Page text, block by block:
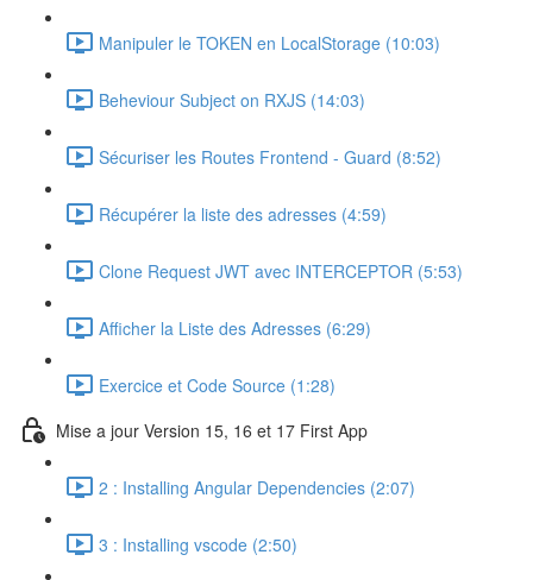
Manipuler le TOKEN en LocalStorage (10:03)
Beheviour Subject on RXJS (14:03)
Sécuriser les Routes Frontend - Guard (8:52)
Récupérer la liste des adresses (4:59)
Clone Request JWT avec INTERCEPTOR (5:53)
Afficher la Liste des Adresses (6:29)
Exercice et Code Source (1:28)
Mise a jour Version 15, 16 et 17 First App
2 : Installing Angular Dependencies (2:07)
3 : Installing vscode (2:50)